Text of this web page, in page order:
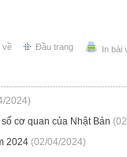
In bài
Đầu trang
về
2024)
cơ quan của Nhật Bản
2024 (02/04/2024)